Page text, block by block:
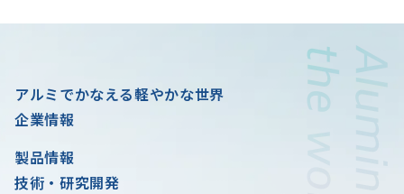
アルミでかなえる軽やかな世界
企業情報
製品情報
技術・研究開発